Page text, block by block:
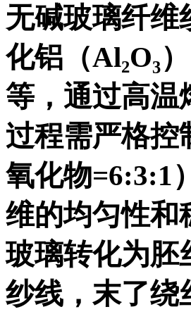
无碱玻璃纤维
化铝（Al₂O₃
等，通过高温
过程需严格控
氧化物=6:3:1
维的均匀性和
玻璃转化为胚
纱线，末了绕